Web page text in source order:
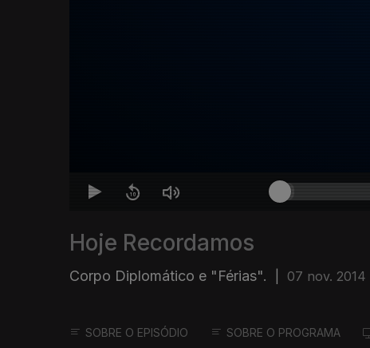
Hoje Recordamos
Corpo Diplomático e "Férias". 07 nov. 2014
SOBRE O EPISÓDIO SOBRE O PROGRAMA